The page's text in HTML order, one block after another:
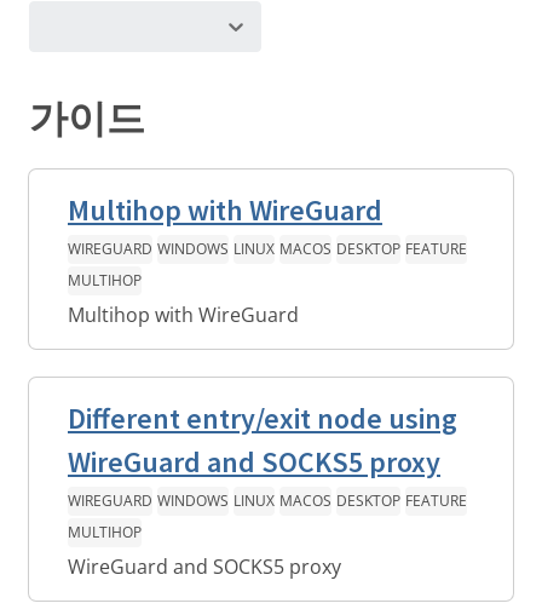
가이드
Multihop with WireGuard
WIREGUARD WINDOWS LINUX MACOS DESKTOP FEATURE
MULTIHOP
Multihop with WireGuard
Different entry/exit node using
WireGuard and SOCKS5 proxy
WIREGUARD WINDOWS LINUX MACOS DESKTOP FEATURE
MULTIHOP
WireGuard and SOCKS5 proxy